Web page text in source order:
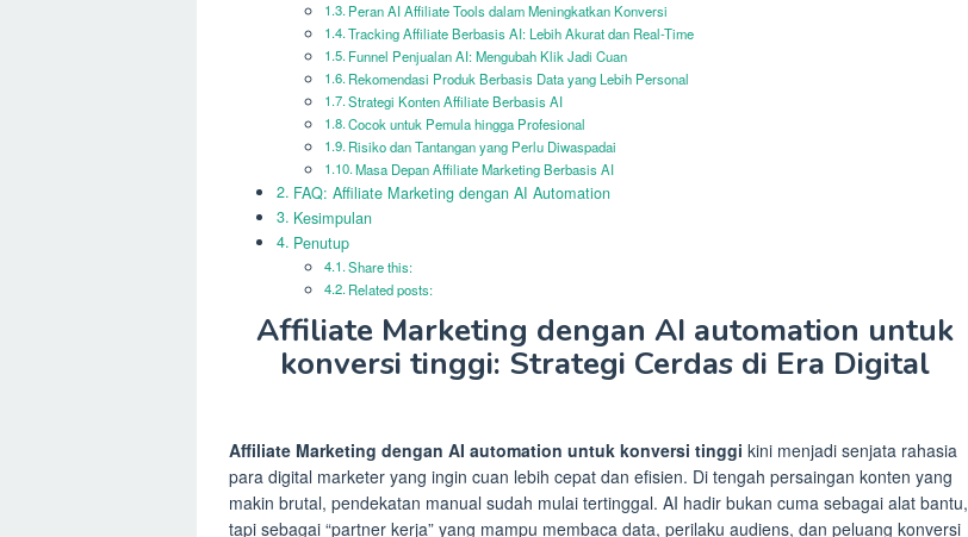
Peran AI Affiliate Tools dalam Meningkatkan Konversi
Tracking Affiliate Berbasis AI: Lebih Akurat dan Real-Time
Funnel Penjualan AI: Mengubah Klik Jadi Cuan
Rekomendasi Produk Berbasis Data yang Lebih Personal
Strategi Konten Affiliate Berbasis AI
Cocok untuk Pemula hingga Profesional
Risiko dan Tantangan yang Perlu Diwaspadai
Masa Depan Affiliate Marketing Berbasis AI
FAQ: Affiliate Marketing dengan AI Automation
Kesimpulan
Penutup
Share this:
Related posts:
Affiliate Marketing dengan AI automation untuk
konversi tinggi: Strategi Cerdas di Era Digital
Affiliate Marketing dengan AI automation untuk konversi tinggi kini menjadi senjata rahasia
para digital marketer yang ingin cuan lebih cepat dan efisien. Di tengah persaingan konten yang
makin brutal, pendekatan manual sudah mulai tertinggal. AI hadir bukan cuma sebagai alat bantu,
tapi sebagai “partner kerja” yang mampu membaca data, perilaku audiens, dan peluang konversi